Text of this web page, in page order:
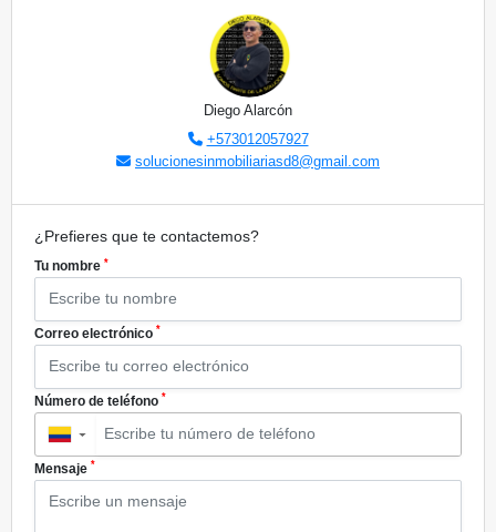
Diego Alarcón
+573012057927
solucionesinmobiliariasd8@gmail.com
¿Prefieres que te contactemos?
Tu nombre *
Correo electrónico *
Número de teléfono *
▼
Mensaje *